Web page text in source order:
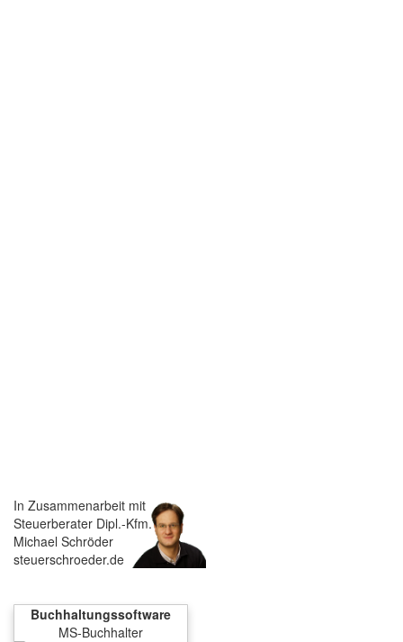
In Zusammenarbeit mit
Steuerberater Dipl.-Kfm.
Michael Schröder
steuerschroeder.de
Buchhaltungssoftware
MS-Buchhalter